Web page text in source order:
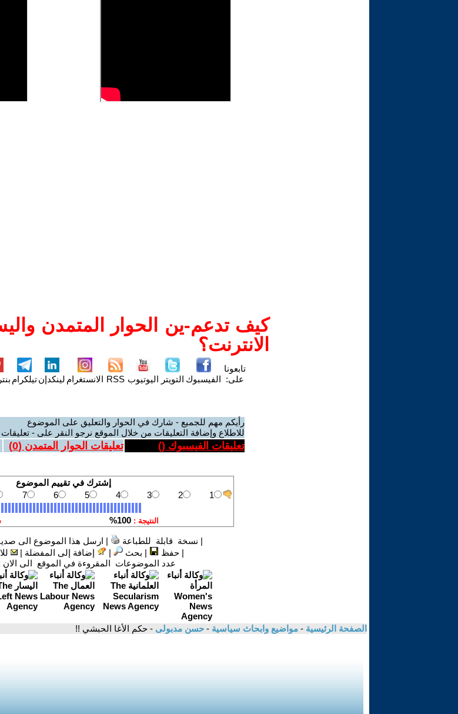
كيف تدعم-ين الحوار المتمدن
الانترنت؟
تابعونا
على: الفيسبوك التويتر اليوتيوب RSS الانستغرام لينكدإنتيلكرام
رأيكم مهم للجميع - شارك في الحوار والتعليق على الموضوع
للاطلاع وإضافة التعليقات من خلال الموقع نرجو النقر على -
تعليقات الفيسبوك () تعليقات الحوار المتمدن (0
)
| نسخة قابلة للطباعة | ارسل هذا الموضوع الى
|حفظ | بحث | إضافة إلى المفضلة |
عدد الموضوعات المقروءة في الموقع الى الان
الصفحة الرئيسية - مواضيع وابحاث سياسية - حسن مدبولى - حكم الأغا الحبشي !!